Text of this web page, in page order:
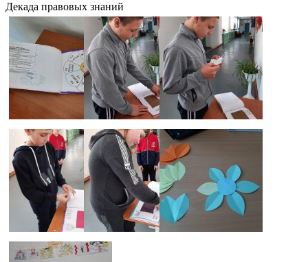
Декада правовых знаний